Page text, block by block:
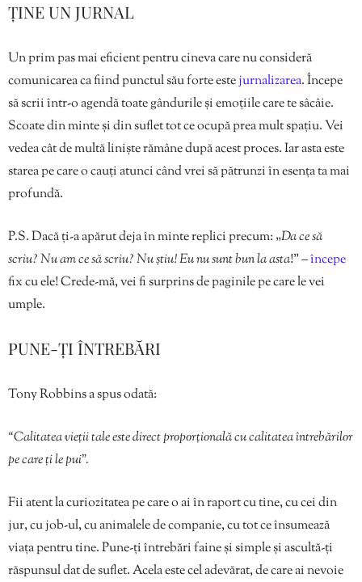
ȚINE UN JURNAL
Un prim pas mai eficient pentru cineva care nu consideră
comunicarea ca fiind punctul său forte estejurnalizarea. Începe
să scrii într-o agendă toate gândurile și emoțiile care te sâcâie.
Scoate din minte și din suflet tot ce ocupă prea mult spațiu. Vei
vedea cât de multă liniște rămâne după acest proces. Iar asta este
starea pe care o cauți atunci când vrei să pătrunzi în esența ta mai
profundă.
P.S. Dacă ți-a apărut deja în minte replici precum: „Da ce să
scriu? Nu am ce să scriu? Nu știu! Eu nu sunt bun la asta!” –începe
fix cu ele! Crede-mă, vei fi surprins de paginile pe care le vei
umple.
PUNE-ȚI ÎNTREBĂRI
Tony Robbins a spus odată:
“Calitatea vieții tale este direct proporțională cu calitatea întrebărilor
pe care ți le pui”.
Fii atent la curiozitatea pe care o ai în raport cu tine, cu cei din
jur, cu job-ul, cu animalele de companie, cu tot ce însumează
viața pentru tine. Pune-ți întrebări faine și simple și ascultă-ți
răspunsul dat de suflet. Acela este cel adevărat, de care ai nevoie